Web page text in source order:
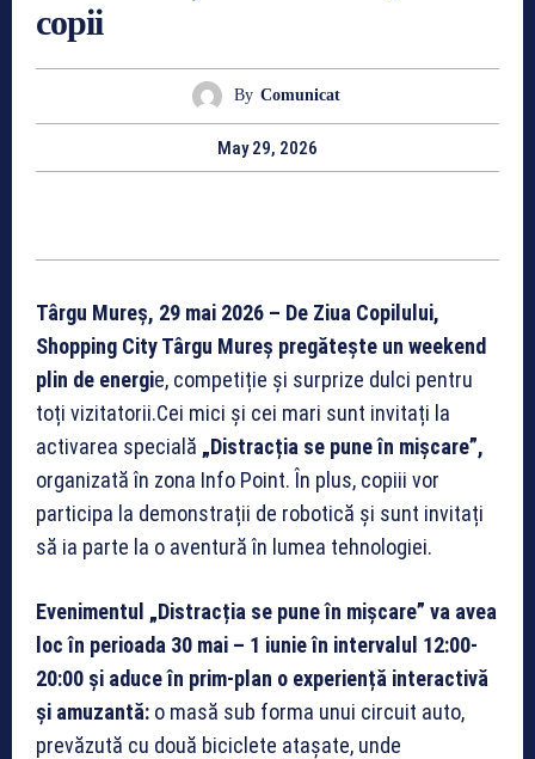
copii
By Comunicat
May 29, 2026
Târgu Mureș, 29 mai 2026 – De Ziua Copilului,
Shopping City Târgu Mureș pregătește un weekend
plin de energie, competiție și surprize dulci pentru
toți vizitatorii.Cei mici și cei mari sunt invitați la
activarea specială „Distracția se pune în mișcare”,
organizată în zona Info Point. În plus, copiii vor
participa la demonstrații de robotică și sunt invitați
să ia parte la o aventură în lumea tehnologiei.
Evenimentul „Distracția se pune în mișcare” va avea
loc în perioada 30 mai – 1 iunie în intervalul 12:00-
20:00 și aduce în prim-plan o experiență interactivă
și amuzantă: o masă sub forma unui circuit auto,
prevăzută cu două biciclete atașate, unde